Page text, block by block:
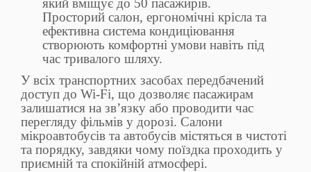
який вміщує до 50 пасажирів.
Просторий салон, ергономічні крісла та
ефективна система кондиціювання
створюють комфортні умови навіть під
час тривалого шляху.
У всіх транспортних засобах передбачений
доступ до Wi-Fi, що дозволяє пасажирам
залишатися на зв’язку або проводити час
перегляду фільмів у дорозі. Салони
мікроавтобусів та автобусів містяться в чистоті
та порядку, завдяки чому поїздка проходить у
приємній та спокійній атмосфері.